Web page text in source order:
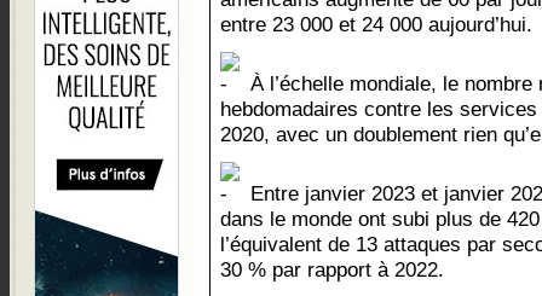
entre 23 000 et 24 000 aujourd’hui.
À l’échelle mondiale, le nombre
hebdomadaires contre les
2020, avec un doublement rien
Entre janvier 2023 et janvier
dans le monde ont subi plus de
l’équivalent de 13 attaques par
30 % par rapport à 2022.